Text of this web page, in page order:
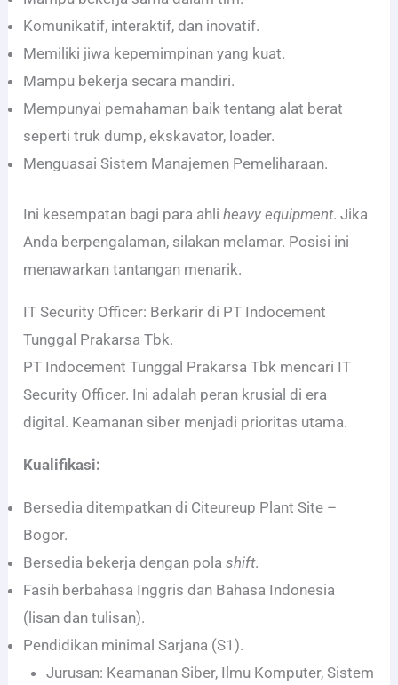
Komunikatif, interaktif, dan inovatif.
Memiliki jiwa kepemimpinan yang kuat.
Mampu bekerja secara mandiri.
Mempunyai pemahaman baik tentang alat berat
seperti truk dump, ekskavator, loader.
Menguasai Sistem Manajemen Pemeliharaan.
Ini kesempatan bagi para ahliheavy equipment. Jika
Anda berpengalaman, silakan melamar. Posisi ini
menawarkan tantangan menarik.
IT Security Officer: Berkarir di PT Indocement
Tunggal Prakarsa Tbk.
PT Indocement Tunggal Prakarsa Tbk mencari IT
Security Officer. Ini adalah peran krusial di era
digital. Keamanan siber menjadi prioritas utama.
Kualifikasi:
Bersedia ditempatkan di Citeureup Plant Site –
Bogor.
Bersedia bekerja dengan polashift.
Fasih berbahasa Inggris dan Bahasa Indonesia
(lisan dan tulisan).
Pendidikan minimal Sarjana (S1).
Jurusan: Keamanan Siber, Ilmu Komputer, Sistem